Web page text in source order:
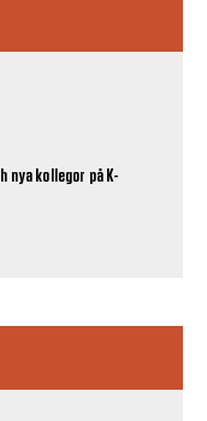
nya kollegor på K-